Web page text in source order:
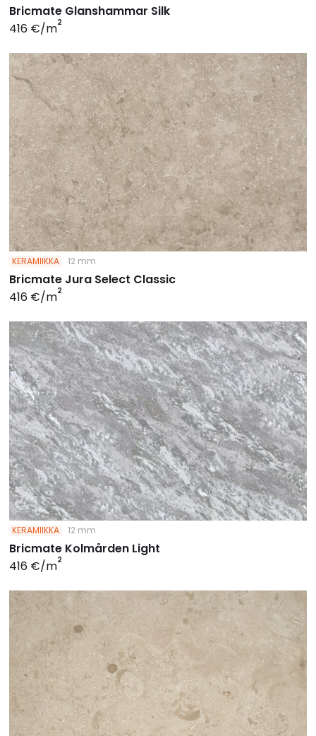
Bricmate Glanshammar Silk
416 €/m2
KERAMIIKKA 12 mm
Bricmate Jura Select Classic
416 €/m2
KERAMIIKKA 12 mm
Bricmate Kolmården Light
416 €/m2